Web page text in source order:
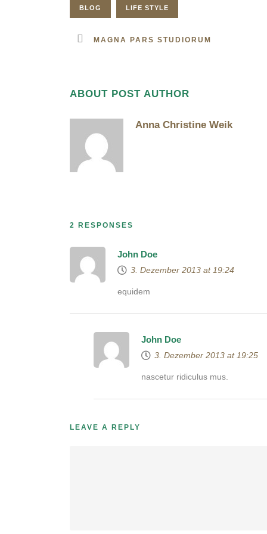
BLOG LIFE STYLE
MAGNA PARS STUDIORUM
ABOUT POST AUTHOR
Anna Christine Weik
2 RESPONSES
John Doe
3. Dezember 2013 at 19:24
equidem
John Doe
3. Dezember 2013 at 19:25
nascetur ridiculus mus.
LEAVE A REPLY